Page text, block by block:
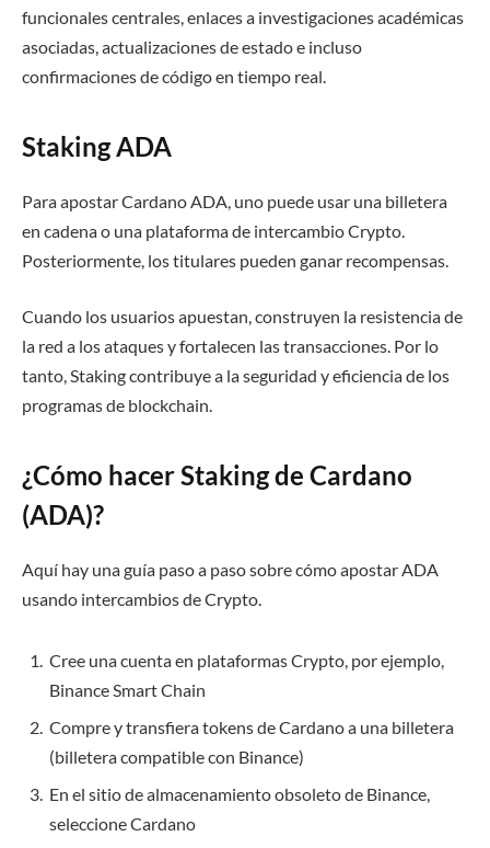
funcionales centrales, enlaces a investigaciones académicas
asociadas, actualizaciones de estado e incluso
confirmaciones de código en tiempo real.
Staking ADA
Para apostar Cardano ADA, uno puede usar una billetera
en cadena o una plataforma de intercambio Crypto.
Posteriormente, los titulares pueden ganar recompensas.
Cuando los usuarios apuestan, construyen la resistencia de
la red a los ataques y fortalecen las transacciones. Por lo
tanto, Staking contribuye a la seguridad y eficiencia de los
programas de blockchain.
¿Cómo hacer Staking de Cardano
(ADA)?
Aquí hay una guía paso a paso sobre cómo apostar ADA
usando intercambios de Crypto.
Cree una cuenta en plataformas Crypto, por ejemplo,
Binance Smart Chain
Compre y transfiera tokens de Cardano a una billetera
(billetera compatible con Binance)
En el sitio de almacenamiento obsoleto de Binance,
seleccione Cardano